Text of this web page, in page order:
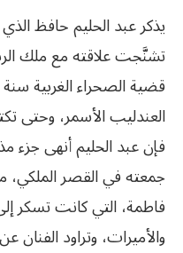
يذكر عبد الحليم حافظ
تشنَّجت علاقته مع ملك
العندليب الأسمر، وحتى
فإن عبد الحليم أنهى جزء
جمعته في القصر الملكي،
فاطمة، التي كانت تسكر
والأميرات، وتراود